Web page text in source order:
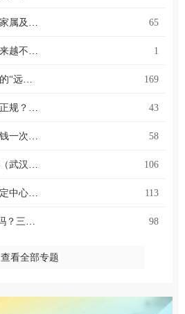
65
1
新发现！现代老虎的“远房亲戚”找到了这波操作太狠了！《长月烬明》被央视点评，简直是字字珠玑 169
43
58
106
十堰市司法亲子鉴定中心在哪里（十堰司法亲子鉴定流程） 113
98
查看全部专题